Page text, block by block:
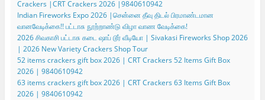
Crackers |CRT Crackers 2026 |9840610942
Indian Fireworks Expo 2026 |சென்னை தீவு திடல் பிரமாண்டமான
வானவேடிக்கை!! பட்டாசு நூற்றாண்டு விழா வாண வேடிக்கை!
2026 சிவகாசி பட்டாசு கடை ஷாப் டூர் வீடியோ | Sivakasi Fireworks Shop 2026
| 2026 New Variety Crackers Shop Tour
52 items crackers gift box 2026 | CRT Crackers 52 Items Gift Box
2026 | 9840610942
63 items crackers gift box 2026 | CRT Crackers 63 Items Gift Box
2026 | 9840610942